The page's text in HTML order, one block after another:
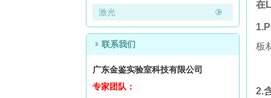
激光
联系我们
广东金鉴实验室科技有限公司
专家团队：
在
板
2.